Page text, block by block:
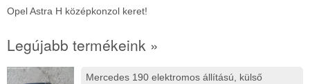
Opel Astra H középkonzol keret!
Legújabb termékeink »
Mercedes 190 elektromos állítású, külső